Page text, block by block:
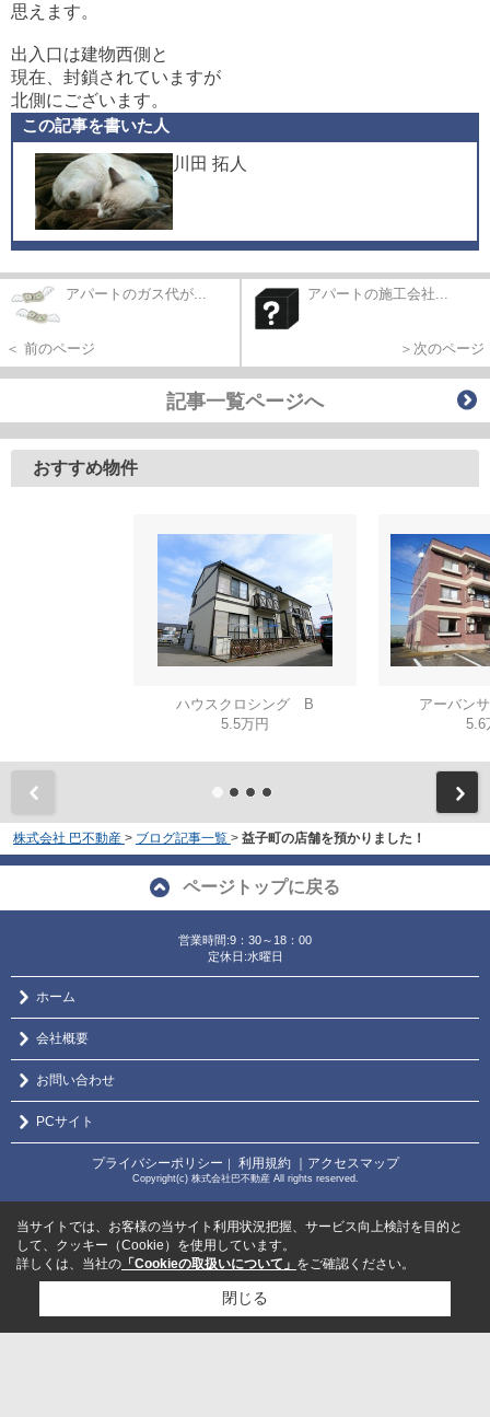
思えます。
出入口は建物西側と
現在、封鎖されていますが
北側にございます。
この記事を書いた人
川田 拓人
アパートのガス代が...
＜ 前のページ
アパートの施工会社...
＞次のページ
記事一覧ページへ
おすすめ物件
ハウスクロシング B
5.5万円
アーバン
5.6
株式会社 巴不動産 > ブログ記事一覧 > 益子町の店舗を預かりました！
ページトップに戻る
営業時間:9：30～18：00
定休日:水曜日
ホーム
会社概要
お問い合わせ
PCサイト
プライバシーポリシー ｜ 利用規約 ｜アクセスマップ
Copyright(c) 株式会社巴不動産 All rights reserved.
当サイトでは、お客様の当サイト利用状況把握、サービス向上検討を目的と
して、クッキー（Cookie）を使用しています。
詳しくは、当社の 「Cookieの取扱いについて」 をご確認ください。
閉じる